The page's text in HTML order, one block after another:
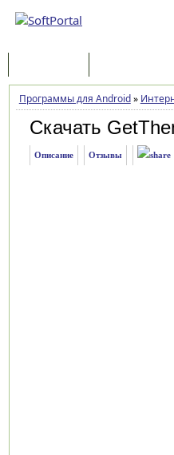
Программы для Android»
Скачать
Описание Отзывы